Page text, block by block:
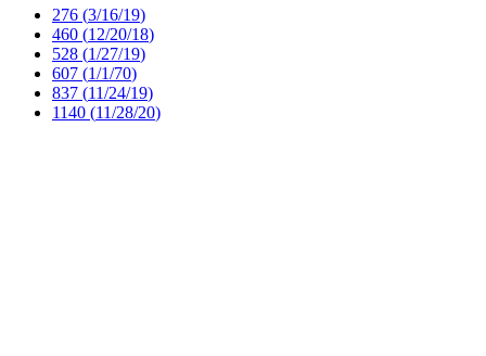
276 (3/16/19)
460 (12/20/18)
528 (1/27/19)
607 (1/1/70)
837 (11/24/19)
1140 (11/28/20)